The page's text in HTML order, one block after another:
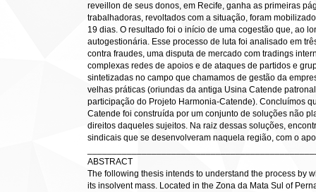
reveillon de seus donos, em Recife, ganha as primeiras
trabalhadoras, revoltados com a situação, foram
19 dias. O resultado foi o início de uma cogestão que, ao
autogestionária. Esse processo de luta foi analisado em
contra fraudes, uma disputa de mercado com tradings
complexas redes de apoios e de ataques de partidos e
sintetizadas no campo que chamamos de gestão da
velhas práticas (oriundas da antiga Usina Catende
participação do Projeto Harmonia-Catende). Concluímos
Catende foi construída por um conjunto de soluções não
direitos daqueles sujeitos. Na raiz dessas soluções,
sindicais que se desenvolveram naquela região, com o
ABSTRACT
The following thesis intends to understand the process by
its insolvent mass. Located in the Zona da Mata Sul of